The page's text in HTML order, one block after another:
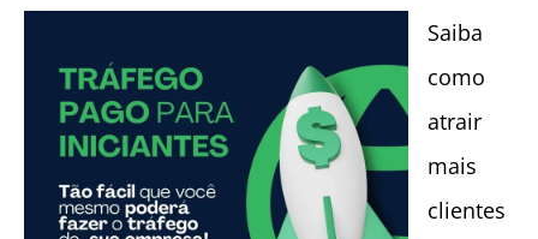
Saiba
como
atrair
mais
clientes